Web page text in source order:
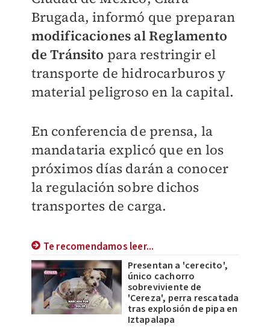
Brugada, informó que preparan
modificaciones al Reglamento
de Tránsito para restringir el
transporte de hidrocarburos y
material peligroso en la capital.
En conferencia de prensa, la
mandataria explicó que en los
próximos días darán a conocer
la regulación sobre dichos
transportes de carga.
Te recomendamos leer...
Presentan a 'cerecito',
único cachorro
sobreviviente de
'Cereza', perra rescatada
tras explosión de pipa en
Iztapalapa